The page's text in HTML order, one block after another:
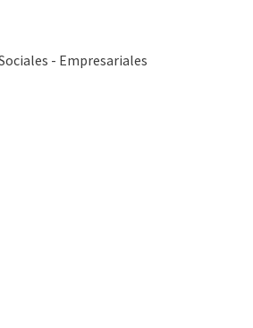
- Empresariales